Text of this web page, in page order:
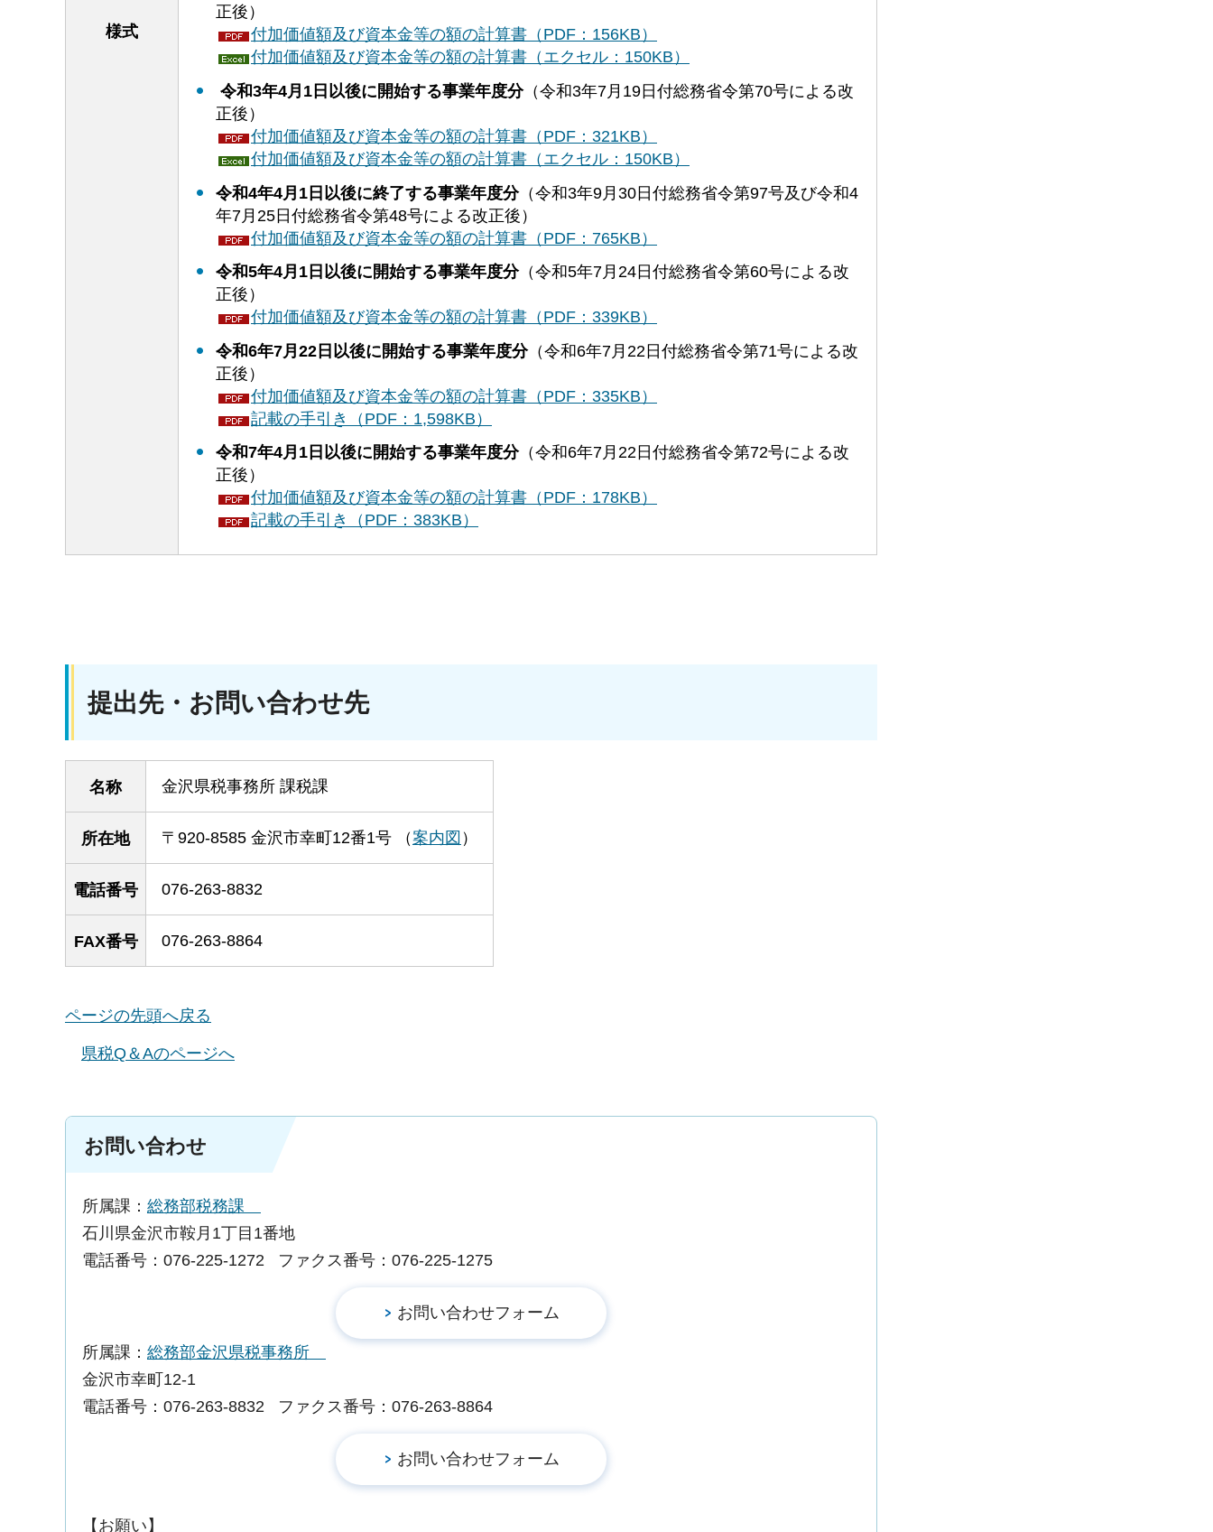
様式
正後）
付加価値額及び資本金等の額の計算書（PDF：156KB）
付加価値額及び資本金等の額の計算書（エクセル：150KB）
令和3年4月1日以後に開始する事業年度分（令和3年7月19日付総務省令第70号による改
正後）
付加価値額及び資本金等の額の計算書（PDF：321KB）
付加価値額及び資本金等の額の計算書（エクセル：150KB）
令和4年4月1日以後に終了する事業年度分（令和3年9月30日付総務省令第97号及び令和4
年7月25日付総務省令第48号による改正後）
付加価値額及び資本金等の額の計算書（PDF：765KB）
令和5年4月1日以後に開始する事業年度分（令和5年7月24日付総務省令第60号による改
正後）
付加価値額及び資本金等の額の計算書（PDF：339KB）
令和6年7月22日以後に開始する事業年度分（令和6年7月22日付総務省令第71号による改
正後）
付加価値額及び資本金等の額の計算書（PDF：335KB）
記載の手引き（PDF：1,598KB）
令和7年4月1日以後に開始する事業年度分（令和6年7月22日付総務省令第72号による改
正後）
付加価値額及び資本金等の額の計算書（PDF：178KB）
記載の手引き（PDF：383KB）
提出先・お問い合わせ先
名称 金沢県税事務所 課税課
所在地 〒920-8585 金沢市幸町12番1号 （案内図 ）
電話番号 076-263-8832
FAX番号 076-263-8864
ページの先頭へ戻る
県税Q＆Aのページへ
お問い合わせ
所属課： 総務部税務課
石川県金沢市鞍月1丁目1番地
電話番号：076-225-1272
ファクス番号：076-225-1275
所属課： 総務部金沢県税事務所
金沢市幸町12-1
電話番号：076-263-8832
ファクス番号：076-263-8864
【お願い】